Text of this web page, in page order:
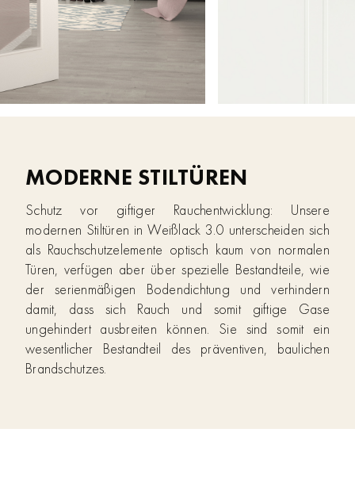
MODERNE STILTÜREN
Schutz vor giftiger Rauchentwicklung: Unsere
modernen Stiltüren in Weißlack 3.0 unterscheiden sich
als Rauchschutzelemente optisch kaum von normalen
Türen, verfügen aber über spezielle Bestandteile, wie
der serienmäßigen Bodendichtung und verhindern
damit, dass sich Rauch und somit giftige Gase
ungehindert ausbreiten können. Sie sind somit ein
wesentlicher Bestandteil des präventiven, baulichen
Brandschutzes.